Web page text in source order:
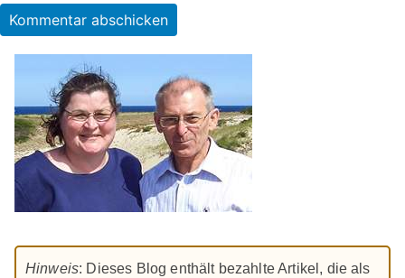
Hinweis: Dieses Blog enthält bezahlte Artikel, die als